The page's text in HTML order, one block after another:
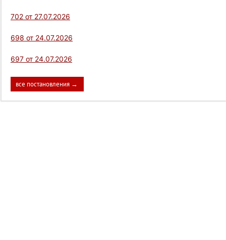
702 от 27.07.2026
698 от 24.07.2026
697 от 24.07.2026
все постановления →